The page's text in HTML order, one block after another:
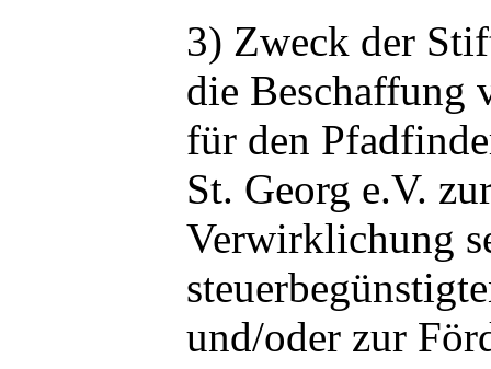
3) Zweck der
die Beschaffung
für den
St. Georg e.V.
Verwirklichung
und/oder zur